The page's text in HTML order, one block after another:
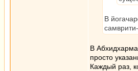
В
В
просто
Каждый раз,